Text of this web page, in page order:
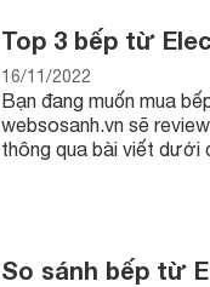
Top 3 bếp từ
16/11/2022
Bạn đang muốn mua
websosanh.vn sẽ
thông qua bài viết dưới
So sánh bếp từ